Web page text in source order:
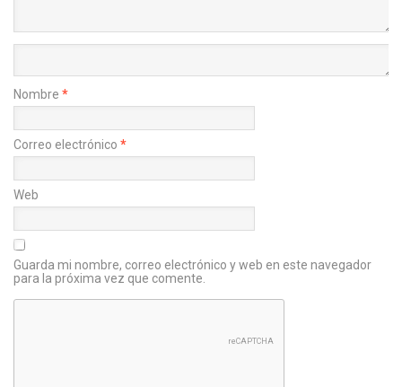
Nombre *
Correo electrónico *
Web
Guarda mi nombre, correo electrónico y web en este navegador
para la próxima vez que comente.